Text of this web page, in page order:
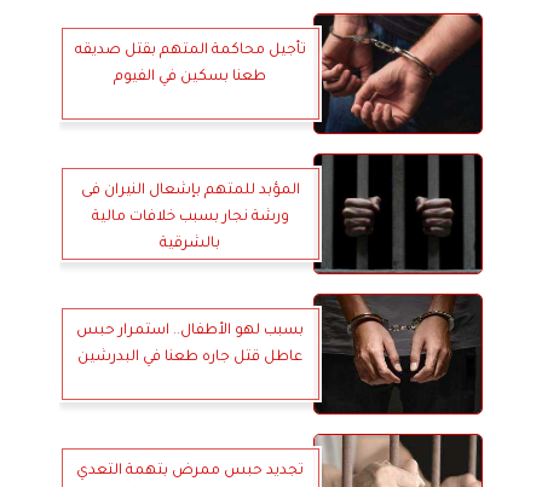
تأجيل محاكمة المتهم بقتل صديقه
طعنا بسكين في الفيوم
المؤبد للمتهم بإشعال النيران فى
ورشة نجار بسبب خلافات مالية
بالشرقية
بسبب لهو الأطفال.. استمرار حبس
عاطل قتل جاره طعنا في البدرشين
تجديد حبس ممرض بتهمة التعدي